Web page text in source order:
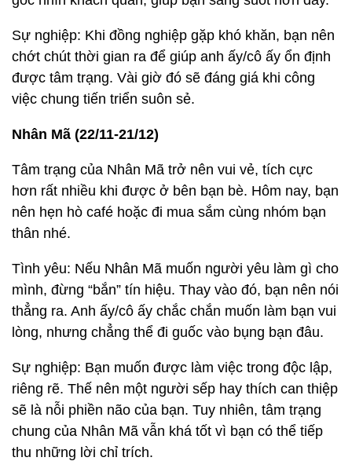
Sự nghiệp: Khi đồng nghiệp gặp khó khăn, bạn nên
chớt chút thời gian ra để giúp anh ấy/cô ấy ổn định
được tâm trạng. Vài giờ đó sẽ đáng giá khi công
việc chung tiến triển suôn sẻ.
Nhân Mã (22/11-21/12)
Tâm trạng của Nhân Mã trở nên vui vẻ, tích cực
hơn rất nhiều khi được ở bên bạn bè. Hôm nay, bạn
nên hẹn hò café hoặc đi mua sắm cùng nhóm bạn
thân nhé.
Tình yêu: Nếu Nhân Mã muốn người yêu làm gì cho
mình, đừng “bắn” tín hiệu. Thay vào đó, bạn nên nói
thẳng ra. Anh ấy/cô ấy chắc chắn muốn làm bạn vui
lòng, nhưng chẳng thể đi guốc vào bụng bạn đâu.
Sự nghiệp: Bạn muốn được làm việc trong độc lập,
riêng rẽ. Thế nên một người sếp hay thích can thiệp
sẽ là nỗi phiền não của bạn. Tuy nhiên, tâm trạng
chung của Nhân Mã vẫn khá tốt vì bạn có thể tiếp
thu những lời chỉ trích.